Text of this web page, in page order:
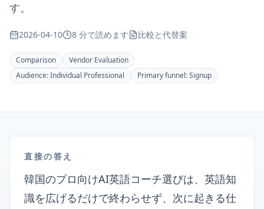
す。
2026-04-10 8 分で読めます 比較と代替案
Comparison
Vendor Evaluation
Audience:Individual Professional Primary funnel:Signup
直接の答え
韓国のプロ向けAI英語コーチ選びは、英語知
識を広げるだけで終わらせず、次に起きる仕